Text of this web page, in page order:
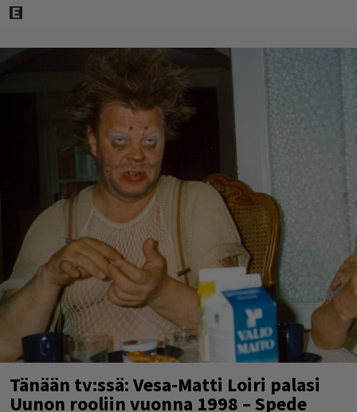
Tänään tv:ssä: Vesa-Matti Loiri palasi
Uunon rooliin vuonna 1998 – Spede